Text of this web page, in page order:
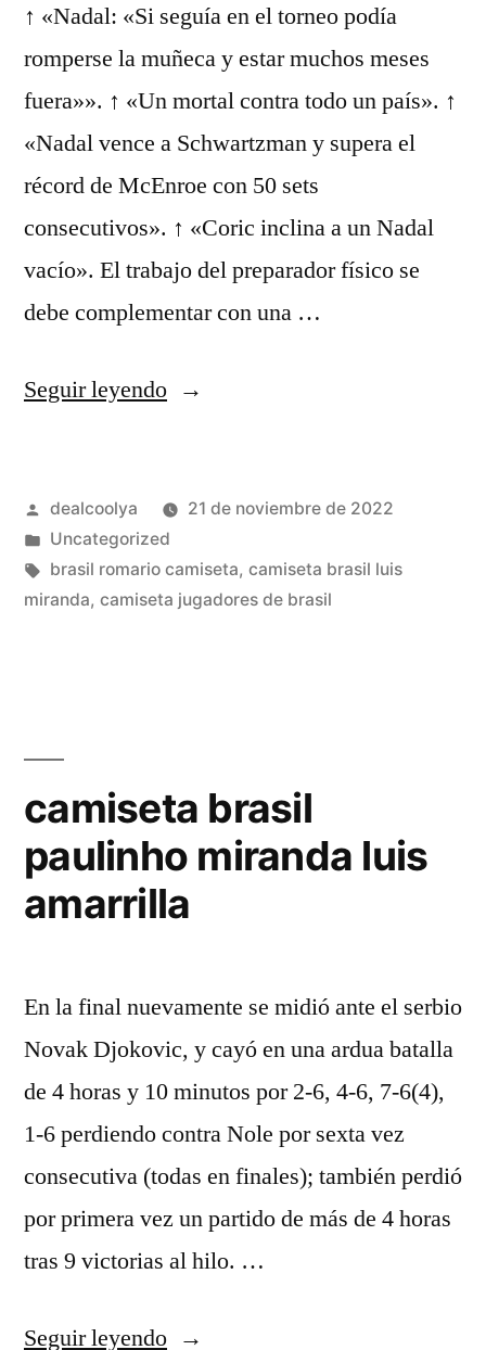
↑ «Nadal: «Si seguía en el torneo podía
romperse la muñeca y estar muchos meses
fuera»». ↑ «Un mortal contra todo un país». ↑
«Nadal vence a Schwartzman y supera el
récord de McEnroe con 50 sets
consecutivos». ↑ «Coric inclina a un Nadal
vacío». El trabajo del preparador físico se
debe complementar con una …
Seguir leyendo«camisetas
Publicado
por
dealcoolya
21 de noviembre de 2022
Publicado
en
Uncategorized
Etiquetas:
brasil romario camiseta, camiseta brasil luis
miranda, camiseta jugadores de brasil
camiseta brasil
paulinho miranda luis
amarrilla
En la final nuevamente se midió ante el serbio
Novak Djokovic, y cayó en una ardua batalla
de 4 horas y 10 minutos por 2-6, 4-6, 7-6(4),
1-6 perdiendo contra Nole por sexta vez
consecutiva (todas en finales); también perdió
por primera vez un partido de más de 4 horas
tras 9 victorias al hilo. …
Seguir leyendo«camiseta